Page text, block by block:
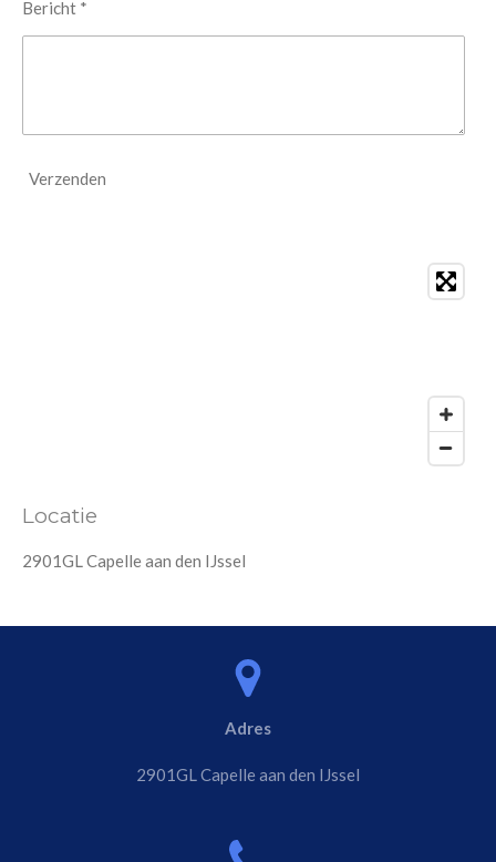
Bericht *
Verzenden
Locatie
2901GL Capelle aan den IJssel
Adres
2901GL Capelle aan den IJssel